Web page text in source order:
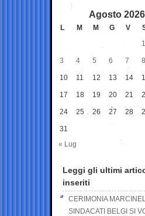
Agosto 2026
L M M G V
1
3 4 5 6 7 8
10 11 12 13 14
17 18 19 20 21
24 25 26 27 28
31
« Lug
Leggi gli ultimi
inseriti
CERIMONIA
SINDACATI BELGI SI